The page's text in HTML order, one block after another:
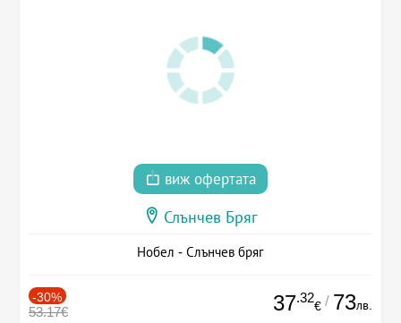
виж офертата
Слънчев Бряг
Нобел - Слънчев бряг
-30%
53.17€ 37.32
€ / 73лв.